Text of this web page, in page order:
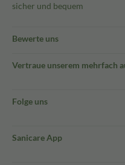
sicher und bequem
Bewerte uns
Vertraue unserem mehrfach
Folge uns
Sanicare App